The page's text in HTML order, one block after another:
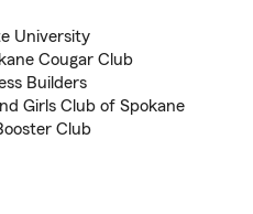
University
Cougar Club
Builders
Girls Club of Spokane
Club